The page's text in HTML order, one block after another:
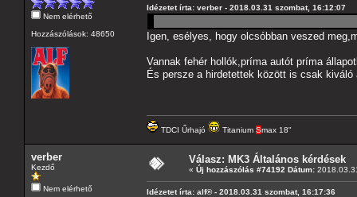
Nem elérhető
Hozzászólások: 48650
Idézetet írta: verber - 2018.03.31 szombat, 16:12:07
Igen, esélyes, hogy olcsóbban veszed
Vannak fehér hollók,príma autót príma
És persze a hirdetettek között is csak
TDCI Űrhajó Titanium Smax 18"
verber
Kezdő
Nem elérhető
Válasz: MK3 Általános kérdések
« Új hozzászólás #74192 Dátum:
Idézetet írta: alf® - 2018.03.31 szombat, 16:17:36